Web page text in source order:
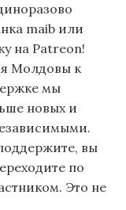
maib или
на Patreon!
Молдовы к
мы
новых и
вы
по
Это не